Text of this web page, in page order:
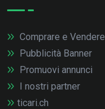
Comprare e Vendere
Pubblicità Banner
Promuovi annunci
I nostri partner
ticari.ch